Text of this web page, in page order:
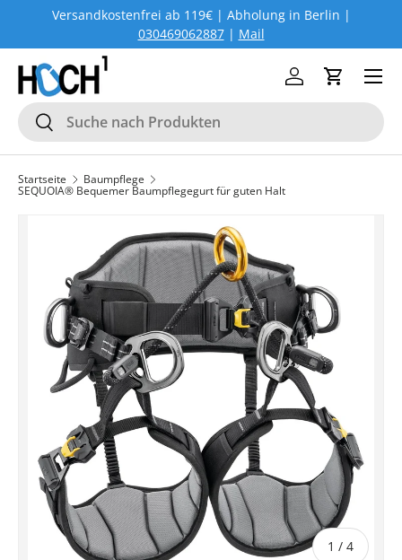
DIREKT ZUM INHALT
Versandkostenfrei ab 119€ | Abholung in Berlin |
030469062887| Mail
Suchen
Suchen
Einloggen
Menü
Startseite Baumpflege
SEQUOIA® Bequemer Baumpflegegurt für guten Halt
1 / von
4